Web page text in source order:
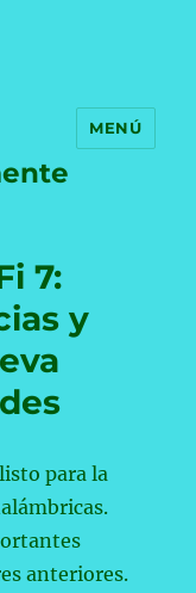
MENÚ
7:
y
para la
anteriores.